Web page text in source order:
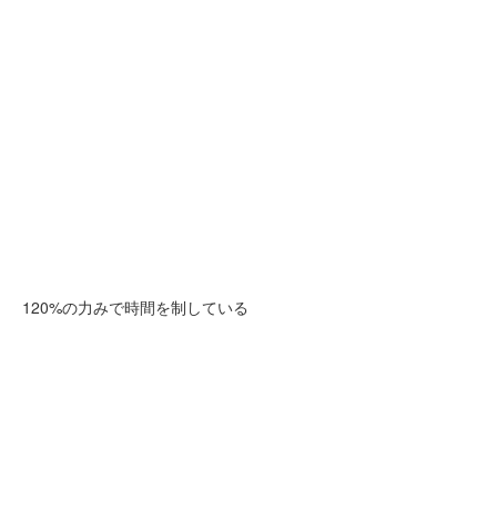
120%の力みで時間を制している